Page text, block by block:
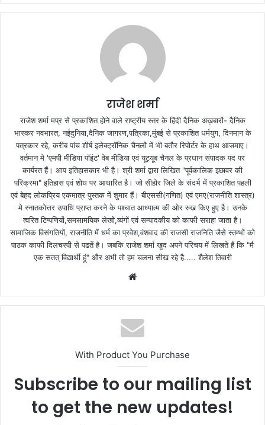
राजेश शर्मा
राजेश शर्मा मप्र से प्रकाशित होने वाले राष्ट्रीय स्तर के हिंदी दैनिक अख़बारों- दैनिक
भास्कर नवभारत, नईदुनिया,दैनिक जागरण,पत्रिका,मुंबई से प्रकाशित धर्मयुग, दिनमान के
पत्रकार रहे, करीब पांच शीर्ष इलेक्ट्रॉनिक चैनलों में भी बतौर रिपोर्टर के हाथ आजमाए।
वर्तमान मे 'एमपी मीडिया पॉइंट' वेब मीडिया एवं यूट्यूब चैनल के प्रधान संपादक पद पर
कार्यरत हैं। आप इतिहासकार भी है। श्री शर्मा द्वारा लिखित "पूर्वकालिक इछावर की
परिक्रमा" इतिहास एवं शोध पर आधारित है। जो सीहोर जिले के संदर्भ में प्रकाशित पहली
एवं बेहद लोकप्रिय एकमात्र पुस्तक में शुमार हैं। बीएससी(गणित) एवं एमए(राजनीति शास्त्र)
मे स्नातकोत्तर उपाधि प्राप्त करने के पश्चात आध्यात्म की ओर रुख किए हुए है। उनके
त्वरित टिप्पणियों,समसामयिक लेखों,व्यंगों एवं सम्पादकीय को काफी सराहा जाता है।
सामाजिक विसंगतियों, राजनीति में धर्म का प्रवेश,वंशवाद की राजसी राजनिति जैसे स्तम्भों को
पाठक काफी दिलचस्पी से पढतें है। जबकि राजेश शर्मा खुद अपने परिचय में लिखते हैं कि "मै
एक सतत् विद्यार्थी हूं" और अभी तो हम चलना सीख रहे है..... शैलेश तिवारी
b
s
i
e
With Product You Purchase
Subscribe to our mailing list
to get the new updates!